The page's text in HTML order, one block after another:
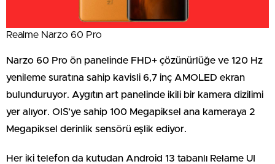
Realme Narzo 60 Pro
Narzo 60 Pro ön panelinde FHD+ çözünürlüğe ve 120 Hz
yenileme suratına sahip kavisli 6,7 inç AMOLED ekran
bulunduruyor. Aygıtın art panelinde ikili bir kamera dizilimi
yer alıyor. OIS’ye sahip 100 Megapiksel ana kameraya 2
Megapiksel derinlik sensörü eşlik ediyor.
Her iki telefon da kutudan Android 13 tabanlı Relame UI